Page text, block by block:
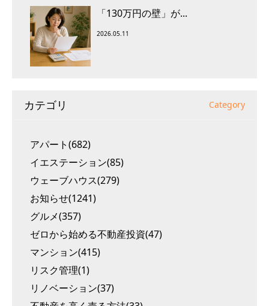
「130万円の壁」が...
2026.05.11
カテゴリ Category
アパート(682)
イエステーション(85)
ウェーブハウス(279)
お知らせ(1241)
グルメ(357)
ゼロから始める不動産投資(47)
マンション(415)
リスク管理(1)
リノベーション(37)